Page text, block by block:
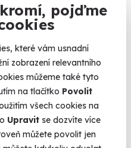
pojďme
které vám usnadní
zobrazení relevantního
můžeme také tyto
na tlačítko Povolit
všech cookies na
Upravit se dozvíte více
můžete povolit jen
7.8